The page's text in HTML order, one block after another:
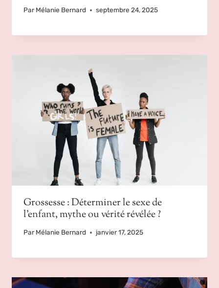
Par Mélanie Bernard septembre 24, 2025
Grossesse : Déterminer le sexe de
l’enfant, mythe ou vérité révélée ?
Par Mélanie Bernard janvier 17, 2025